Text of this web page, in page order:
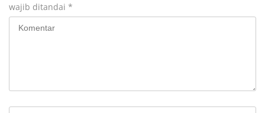
wajib ditandai *